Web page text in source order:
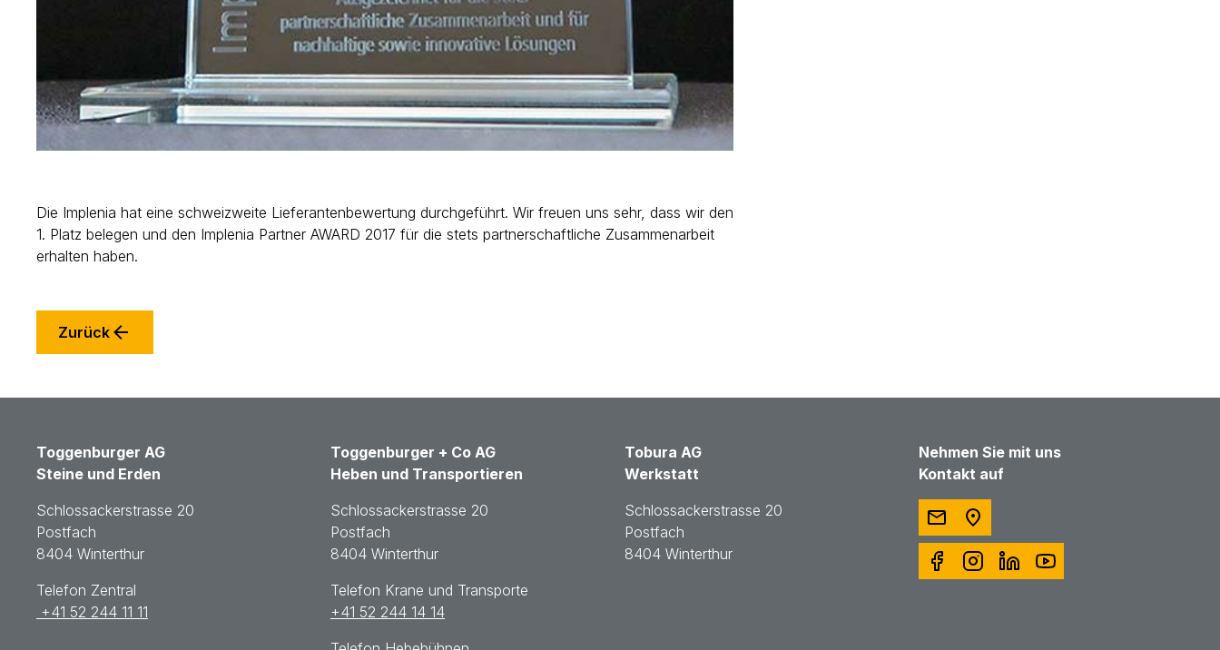
Die Implenia hat eine schweizweite Lieferantenbewertung durchgeführt. Wir freuen uns sehr, dass wir den
1. Platz belegen und den Implenia Partner AWARD 2017 für die stets partnerschaftliche Zusammenarbeit
erhalten haben.
Zurück
Toggenburger AG
Steine und Erden
Schlossackerstrasse 20
Postfach
8404 Winterthur
Telefon Zentral
+41 52 244 11 11
Toggenburger + Co AG
Heben und Transportieren
Schlossackerstrasse 20
Postfach
8404 Winterthur
Telefon Krane und Transporte
+41 52 244 14 14
Tobura AG
Werkstatt
Schlossackerstrasse 20
Postfach
8404 Winterthur
Nehmen Sie mit uns
Kontakt auf